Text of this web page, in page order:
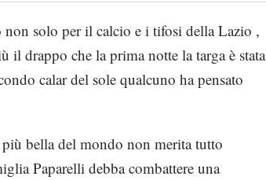
solo per il calcio e i tifosi della Lazio ,
il drappo che la prima notte la targa è stata
calar del sole qualcuno ha pensato
bella del mondo non merita tutto
Paparelli debba combattere una